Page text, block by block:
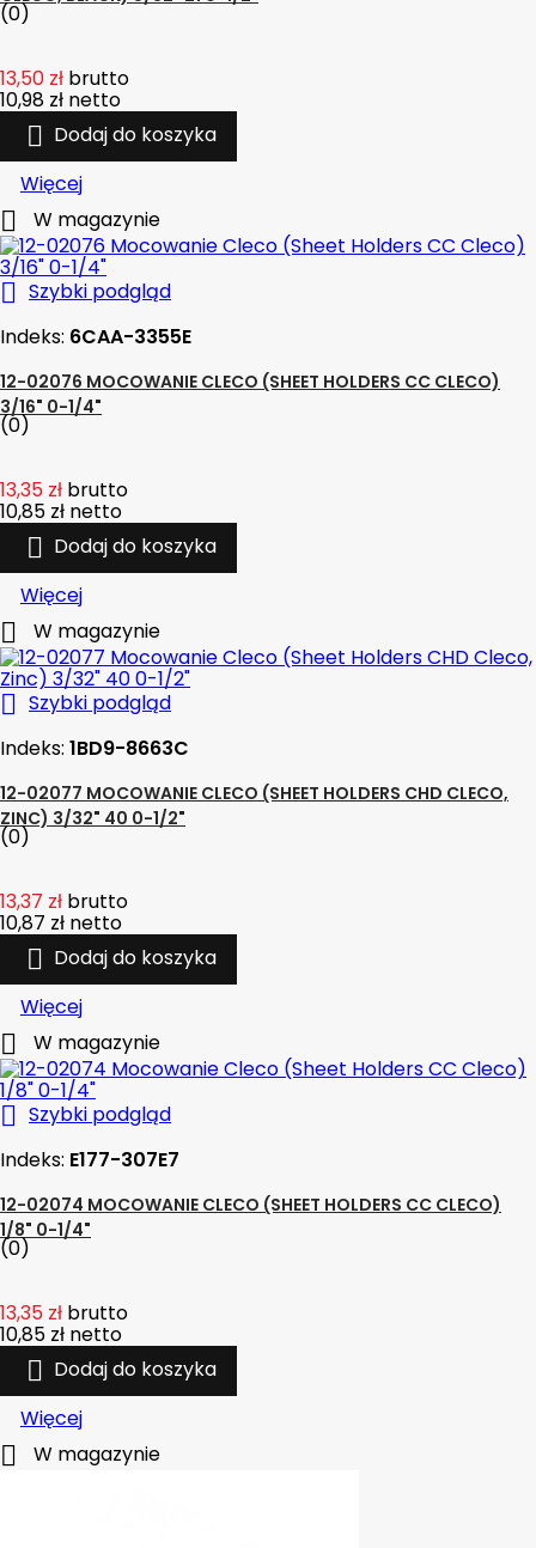
(0)
13,50 zł brutto
10,98 zł netto
 Dodaj do koszyka
Więcej
 W magazynie
 Szybki podgląd
Indeks: 6CAA-3355E
12-02076 MOCOWANIE CLECO (SHEET HOLDERS CC CLECO)
3/16" 0-1/4"
(0)
13,35 zł brutto
10,85 zł netto
 Dodaj do koszyka
Więcej
 W magazynie
 Szybki podgląd
Indeks: 1BD9-8663C
12-02077 MOCOWANIE CLECO (SHEET HOLDERS CHD CLECO,
ZINC) 3/32" 40 0-1/2"
(0)
13,37 zł brutto
10,87 zł netto
 Dodaj do koszyka
Więcej
 W magazynie
 Szybki podgląd
Indeks: E177-307E7
12-02074 MOCOWANIE CLECO (SHEET HOLDERS CC CLECO)
1/8" 0-1/4"
(0)
13,35 zł brutto
10,85 zł netto
 Dodaj do koszyka
Więcej
 W magazynie